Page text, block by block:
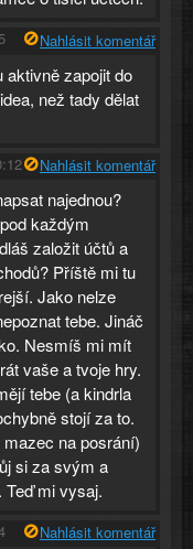
Nahlásit komentář
zapojit do
než tady dělat
Nahlásit komentář
najednou?
každým
založit účtů a
Příště mi tu
Jako nelze
tebe. Jináč
Nesmíš mi mít
vaše a tvoje hry.
tebe (a kindrla
stojí za to.
na posrání)
si za svým a
Teď mi vysaj.
Nahlásit komentář